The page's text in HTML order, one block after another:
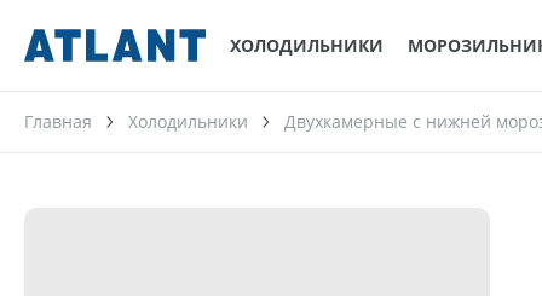
ХОЛОДИЛЬНИКИ
Главная Холодильники Двухкамерные с нижней